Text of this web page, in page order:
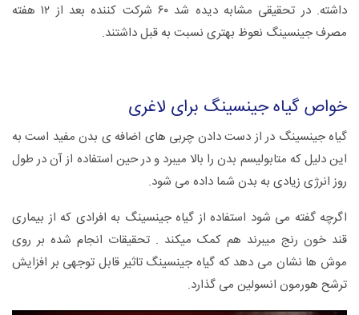
داشته. در تحقیقی مشابه دیده شد ۶۰ شرکت کننده بعد از ۱۲ هفته
مصرف جینسینگ نعوظ بهتری نسبت به قبل داشتند.
خواص گیاه جینسینگ برای لاغری
گیاه جینسینگ در از دست دادن چربی های اضافه ی بدن مفید است به
این دلیل که متابولیسم بدن را بالا میبرد و در حین استفاده از آن در طول
روز انرژی زیادی به بدن شما داده می شود.
اگرچه گفته می شود استفاده از گیاه جینسینگ به افرادی که از بیماری
قند خون رنج میبرند هم کمک میکند . تحقیقات انجام شده بر روی
موش ها نشان می دهد که گیاه جینسینگ تاثیر قابل توجهی بر افزایش
ترشح هورمون انسولین می گذارد.